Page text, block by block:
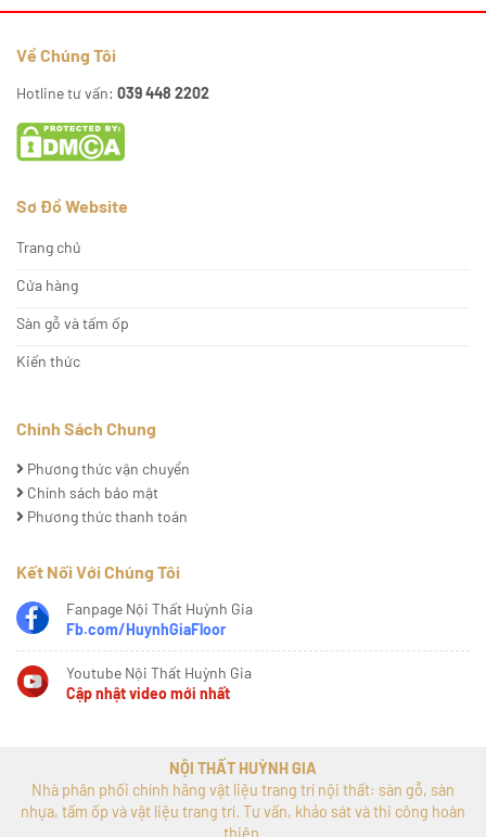
Về Chúng Tôi
Hotline tư vấn: 039 448 2202
Sơ Đồ Website
Trang chủ
Cửa hàng
Sàn gỗ và tấm ốp
Kiến thức
Chính Sách Chung
Phương thức vận chuyển
Chính sách bảo mật
Phương thức thanh toán
Kết Nối Với Chúng Tôi
Fanpage Nội Thất Huỳnh Gia
Fb.com/HuynhGiaFloor
Youtube Nội Thất Huỳnh Gia
Cập nhật video mới nhất
NỘI THẤT HUỲNH GIA
Nhà phân phối chính hãng vật liệu trang trí nội thất: sàn gỗ, sàn
nhựa, tấm ốp và vật liệu trang trí. Tư vấn, khảo sát và thi công hoàn